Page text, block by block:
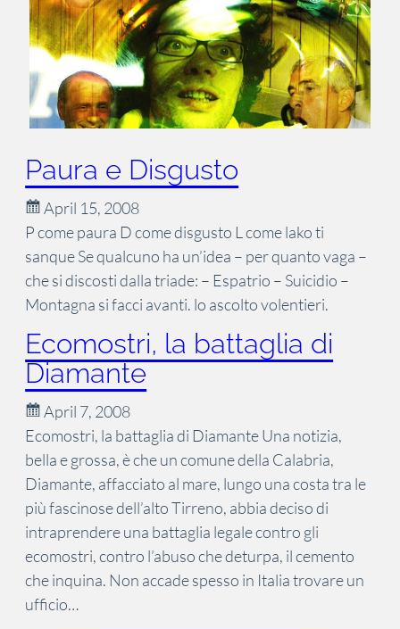
Paura e Disgusto
April 15, 2008
P come paura D come disgusto L come lako ti
sanque Se qualcuno ha un’idea – per quanto vaga –
che si discosti dalla triade: – Espatrio – Suicidio –
Montagna si facci avanti. lo ascolto volentieri.
Ecomostri, la battaglia di
Diamante
April 7, 2008
Ecomostri, la battaglia di Diamante Una notizia,
bella e grossa, è che un comune della Calabria,
Diamante, affacciato al mare, lungo una costa tra le
più fascinose dell’alto Tirreno, abbia deciso di
intraprendere una battaglia legale contro gli
ecomostri, contro l’abuso che deturpa, il cemento
che inquina. Non accade spesso in Italia trovare un
ufficio…